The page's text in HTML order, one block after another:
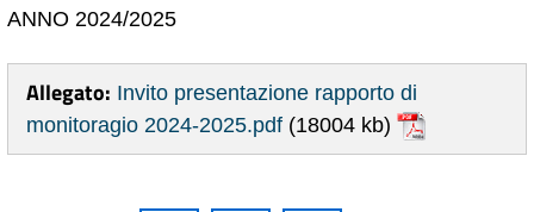
ANNO 2024/2025
Allegato: Invito presentazione rapporto di
monitoragio 2024-2025.pdf (18004 kb)